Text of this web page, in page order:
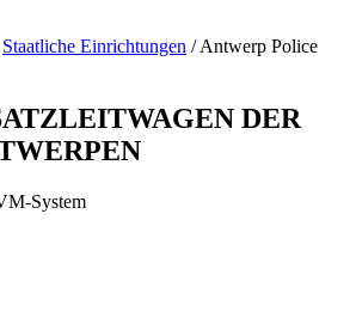
Staatliche Einrichtungen /Antwerp Police
DER
System